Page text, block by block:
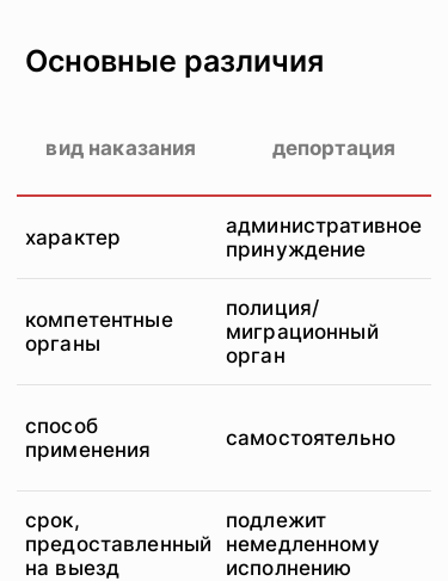
Основные различия
вид наказания депортация
характер
административное
принуждение
компетентные
органы
полиция/
миграционный
орган
способ
применения
самостоятельно
срок,
предоставленный
на выезд
подлежит
немедленному
исполнению